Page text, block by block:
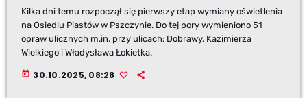
Kilka dni temu rozpoczął się pierwszy etap wymiany oświetlenia
na Osiedlu Piastów w Pszczynie. Do tej pory wymieniono 51
opraw ulicznych m.in. przy ulicach: Dobrawy, Kazimierza
Wielkiego i Władysława Łokietka.
today 30.10.2025, 08:28